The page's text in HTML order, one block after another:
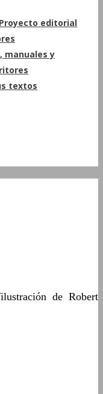
editorial
manuales y
textos
de Robert